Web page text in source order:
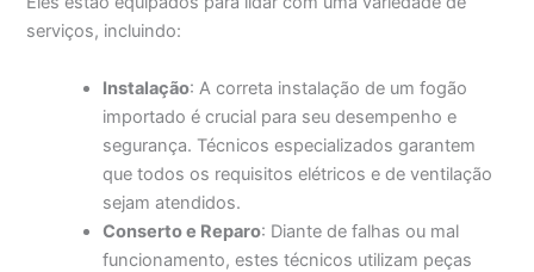
serviços, incluindo:
Instalação: A correta instalação de um fogão
importado é crucial para seu desempenho e
segurança. Técnicos especializados garantem
que todos os requisitos elétricos e de ventilação
sejam atendidos.
Conserto e Reparo: Diante de falhas ou mal
funcionamento, estes técnicos utilizam peças